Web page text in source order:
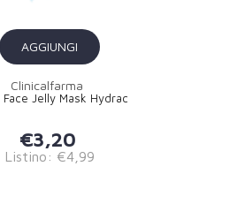
AGGIUNGI
Clinicalfarma
Face Jelly Mask Hydrac
€3,20
Listino: €4,99